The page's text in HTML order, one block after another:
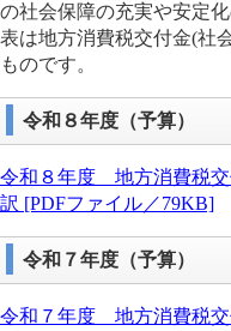
の社会保障の充実や安定
表は地方消費税交付金(社
ものです。​
令和８年度​​（予算）
令和８年度 地方消費税交
訳 [PDFファイル／79KB]
令和７年度​​（予算）
令和７年度 地方消費税交